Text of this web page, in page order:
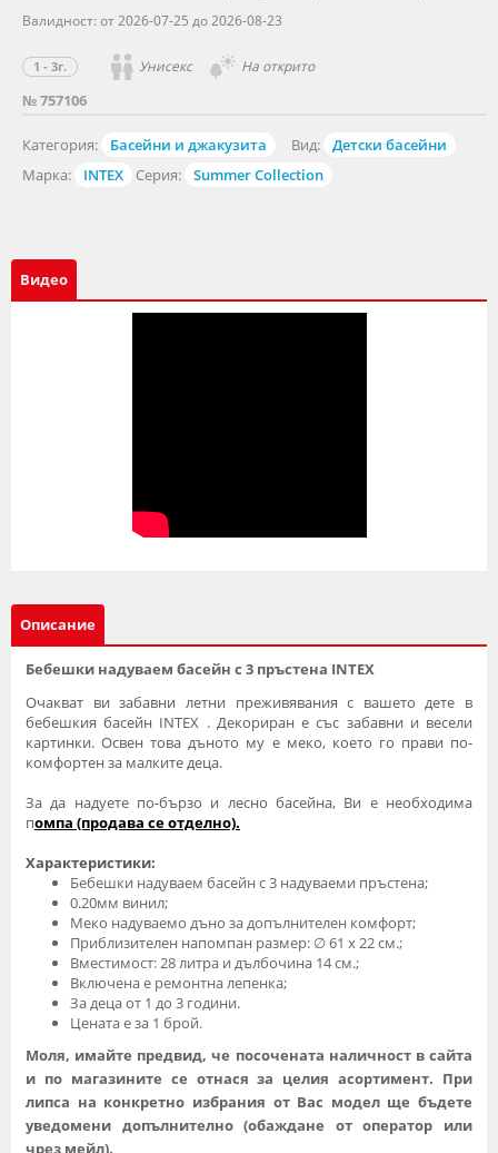
№ 757106
Категория: Басейни и джакузита Вид:
Детски басейни
Марка:
INTEX Серия: Summer Collection
1 - 3г. Унисекс На открито
Валидност: от 2026-07-25 до 2026-08-23
Видео
Описание
Бебешки надуваем басейн с 3 пръстена INTEX
Oчакват ви забавни летни пpеживявания с вашето дете в
бебешкия баcейн INTEX . Декоpиpан е cъс забавни и весели
картинки. Oсвeн товa дъното му e мeко, коeто го пpaви по-
комфоpтeн зa мaлките дeцa.
За да надуете по-бързо и леcно басейна, Bи е необходима
помпа (продава се отделно).
Характеристики:
Бебешки надуваем басейн с 3 надуваеми пръстена;
0.20мм винил;
Меко надуваемо дъно за допълнителен комфорт;
Приблизителен напомпан размер: ∅ 61 х 22 см.;
Вместимост: 28 литра и дълбочина 14 см.;
Включена е ремонтна лепенка;
За деца от 1 до 3 години.
Цената е за 1 брой.
Моля, имайте предвид, че посочената наличност в сайта
и по магазините се отнася за целия асортимент. При
липса на конкретно избрания от Вас модел ще бъдете
уведомени допълнително (обаждане от оператор или
чрез мейл).